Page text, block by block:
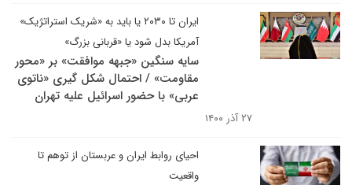
ایران تا ۲۰۳۰ یا باید به «شریک استراتژیک»
آمریکا بدل شود یا «قربانی بزرگ»
سایه سنگین «جبهه موافقت» بر «محور
مقاومت» / احتمال شکل گیری «ناتوی
عربی» با حضور اسرائیل علیه تهران
۲۷ آذر ۱۴۰۰
احیای روابط ایران و عربستان از توهم تا
واقعیت